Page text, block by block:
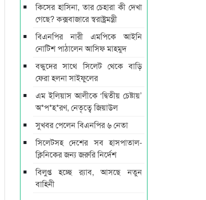
কিসের হাসিনা, তার চেহারা কী দেখা
গেছে? কক্সবাজারে স্বরাষ্ট্রমন্ত্রী
বিএনপির নারী এমপিকে আইনি
নোটিশ পাঠালেন আসিফ মাহমুদ
বন্ধুদের সাথে সিলেট থেকে বাড়ি
ফেরা হলনা সাইফুলের
এম ইলিয়াস আলীকে ‘দ্বিতীয় চেষ্টায়’
অ*প*হ*রণ, নেতৃত্বে জিয়াউল
সুখবর পেলেন বিএনপির ৬ নেতা
সিলেটসহ দেশের সব হাসপাতাল-
ক্লিনিকের জন্য জরুরি নির্দেশ
বিলুপ্ত হচ্ছে র‍্যাব, আসছে নতুন
বাহিনী